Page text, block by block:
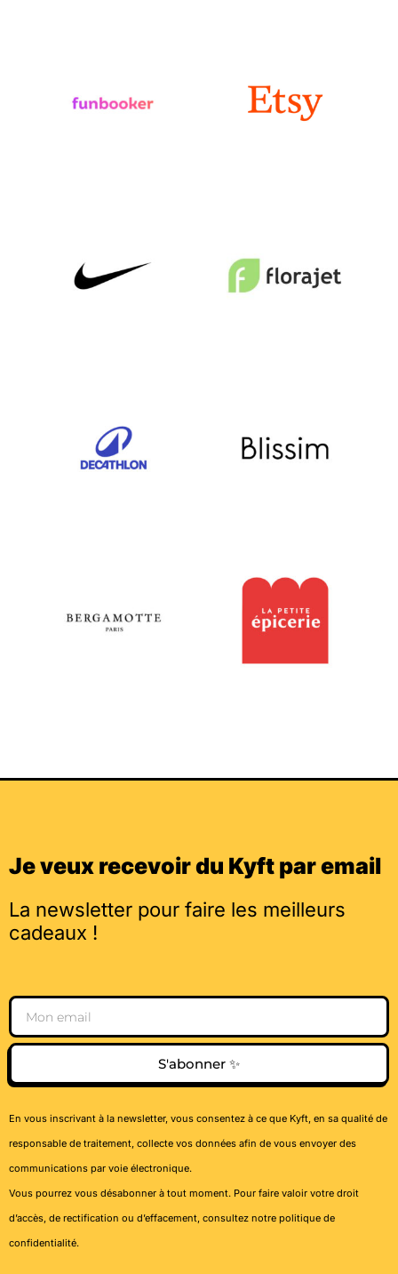
Je veux recevoir du Kyft par email
La newsletter pour faire les meilleurs
cadeaux !
Email
S'abonner ✨
En vous inscrivant à la newsletter, vous consentez à ce que Kyft, en sa qualité de
responsable de traitement, collecte vos données afin de vous envoyer des
communications par voie électronique.
Vous pourrez vous désabonner à tout moment. Pour faire valoir votre droit
d’accès, de rectification ou d’effacement, consultez notre politique de
confidentialité.